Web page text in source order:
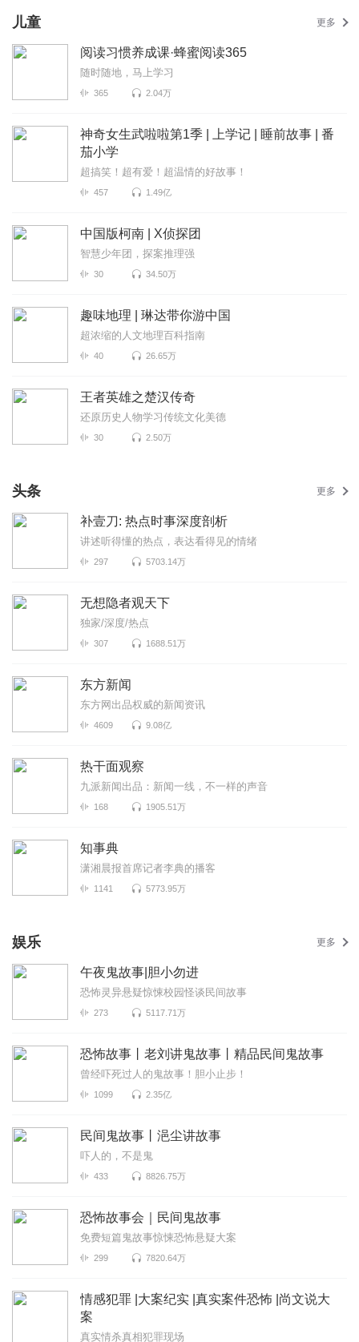
儿童 更多
阅读习惯养成课·蜂蜜阅读365
随时随地，马上学习
365 2.04万
神奇女生武啦啦第1季 | 上学记 | 睡前故事 | 番
茄小学
超搞笑！超有爱！超温情的好故事！
457 1.49亿
中国版柯南 | X侦探团
智慧少年团，探案推理强
30 34.50万
趣味地理 | 琳达带你游中国
超浓缩的人文地理百科指南
40 26.65万
王者英雄之楚汉传奇
还原历史人物学习传统文化美德
30 2.50万
头条 更多
补壹刀: 热点时事深度剖析
讲述听得懂的热点，表达看得见的情绪
297 5703.14万
无想隐者观天下
独家/深度/热点
307 1688.51万
东方新闻
东方网出品权威的新闻资讯
4609 9.08亿
热干面观察
九派新闻出品：新闻一线，不一样的声音
168 1905.51万
知事典
潇湘晨报首席记者李典的播客
1141 5773.95万
娱乐 更多
午夜鬼故事|胆小勿进
恐怖灵异悬疑惊悚校园怪谈民间故事
273 5117.71万
恐怖故事丨老刘讲鬼故事丨精品民间鬼故事
曾经吓死过人的鬼故事！胆小止步！
1099 2.35亿
民间鬼故事丨浥尘讲故事
吓人的，不是鬼
433 8826.75万
恐怖故事会｜民间鬼故事
免费短篇鬼故事惊悚恐怖悬疑大案
299 7820.64万
情感犯罪 |大案纪实 |真实案件恐怖 |尚文说大
案
真实情杀真相犯罪现场